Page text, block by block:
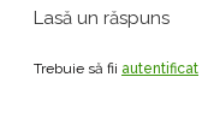
Lasă un răspuns
Trebuie să fii autentificat